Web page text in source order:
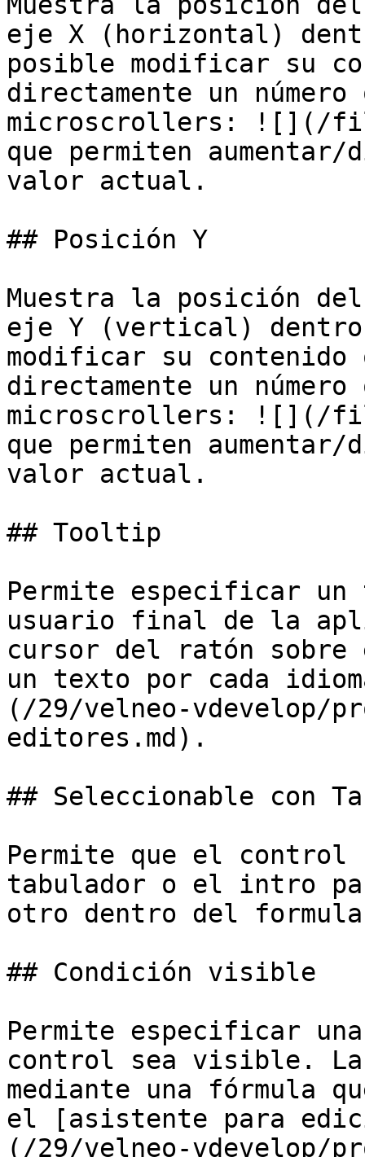
eje X (horizontal)
posible modificar su
directamente un
microscrollers: ![](/
que permiten
valor actual.
## Posición Y
Muestra la posición
eje Y (vertical)
modificar su contenido
directamente un
microscrollers: ![](/
que permiten
valor actual.
## Tooltip
Permite especificar
usuario final de la
cursor del ratón
un texto por cada
(/29/velneo-vdevelop/
editores.md).
## Seleccionable con
Permite que el control
tabulador o el intro
otro dentro del
## Condición visible
Permite especificar
control sea visible. La
mediante una fórmula
el [asistente para
(/29/velneo-vdevelop/